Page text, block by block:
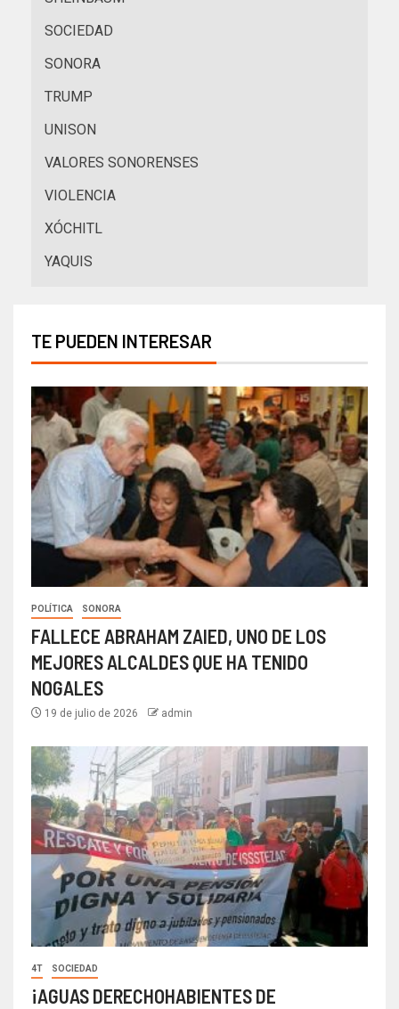
SOCIEDAD
SONORA
TRUMP
UNISON
VALORES SONORENSES
VIOLENCIA
XÓCHITL
YAQUIS
TE PUEDEN INTERESAR
POLÍTICA SONORA
FALLECE ABRAHAM ZAIED, UNO DE LOS
MEJORES ALCALDES QUE HA TENIDO
NOGALES
19 de julio de 2026 admin
4T SOCIEDAD
¡AGUAS DERECHOHABIENTES DE